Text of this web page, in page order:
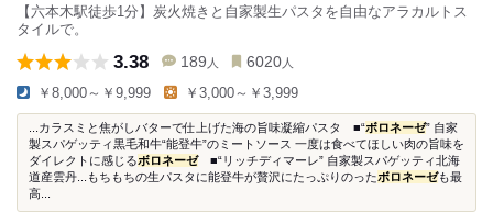
【六本木駅徒歩1分】炭火焼きと自家製生パスタを自由なアラカルトス
タイルで。
3.38 189 人 6020 人
￥8,000～￥9,999 ￥3,000～￥3,999
...カラスミと焦がしバターで仕上げた海の旨味凝縮パスタ ■“ボロネーゼ” 自家
製スパゲッティ黒毛和牛“能登牛”のミートソース 一度は食べてほしい肉の旨味を
ダイレクトに感じるボロネーゼ■“リッチディマーレ” 自家製スパゲッティ北海
道産雲丹...もちもちの生パスタに能登牛が贅沢にたっぷりのったボロネーゼも最
高...